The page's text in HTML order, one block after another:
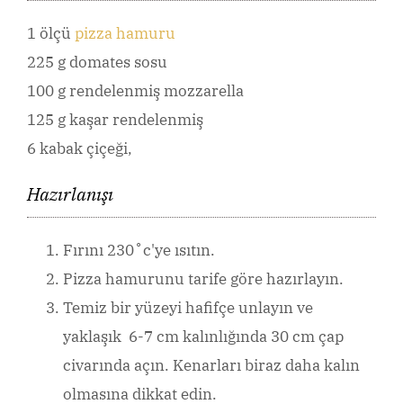
1 ölçü pizza hamuru
225 g domates sosu
100 g rendelenmiş mozzarella
125 g kaşar rendelenmiş
6 kabak çiçeği,
Hazırlanışı
Fırını 230˚c'ye ısıtın.
Pizza hamurunu tarife göre hazırlayın.
Temiz bir yüzeyi hafifçe unlayın ve
yaklaşık 6-7 cm kalınlığında 30 cm çap
civarında açın. Kenarları biraz daha kalın
olmasına dikkat edin.